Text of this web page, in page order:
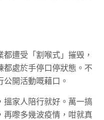
遭受「割喉式」摧毁，
都處於手停口停狀態。不
開活動嘅藉口。
搵家人陪行就好。萬一搞
再嚟多幾波疫情，咁就真